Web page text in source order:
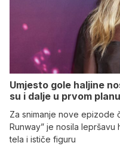
Umjesto gole haljine
su i dalje u prvom planu
Za snimanje nove epizode
Runway” je nosila lepršavu
tela i ističe figuru